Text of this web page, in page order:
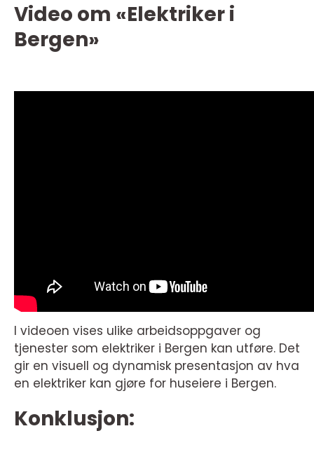
Video om «Elektriker i
Bergen»
I videoen vises ulike arbeidsoppgaver og
tjenester som elektriker i Bergen kan utføre. Det
gir en visuell og dynamisk presentasjon av hva
en elektriker kan gjøre for huseiere i Bergen.
Konklusjon: